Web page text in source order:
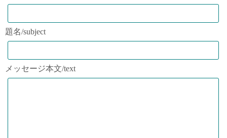
題名/subject
メッセージ本文/text